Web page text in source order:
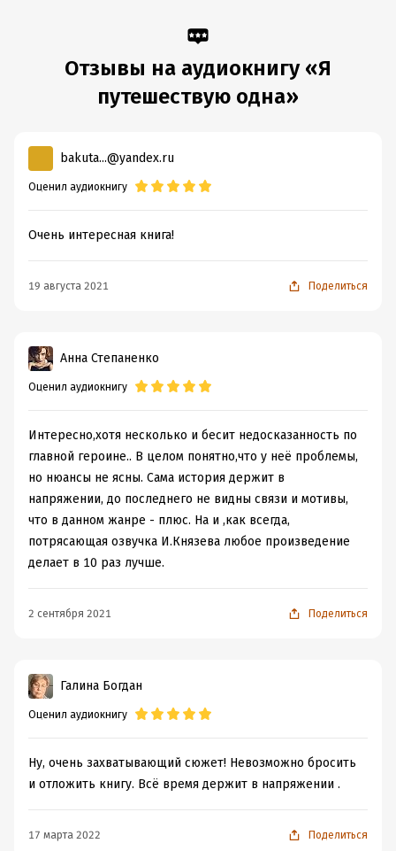
Отзывы на аудиокнигу «Я
путешествую одна»
bakuta...@yandex.ru
Оценил аудиокнигу
Очень интересная книга!
19 августа 2021 Поделиться
Анна Степаненко
Оценил аудиокнигу
Интересно,хотя несколько и бесит недосказанность по
главной героине.. В целом понятно,что у неё проблемы,
но нюансы не ясны. Сама история держит в
напряжении, до последнего не видны связи и мотивы,
что в данном жанре - плюс. На и ,как всегда,
потрясающая озвучка И.Князева любое произведение
делает в 10 раз лучше.
2 сентября 2021 Поделиться
Галина Богдан
Оценил аудиокнигу
Ну, очень захватывающий сюжет! Невозможно бросить
и отложить книгу. Всё время держит в напряжении .
17 марта 2022 Поделиться